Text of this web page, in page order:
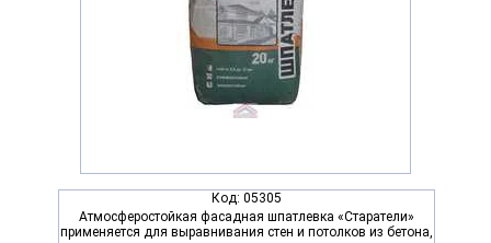
Код: 05305
Атмосферостойкая фасадная шпатлевка «Старатели»
применяется для выравнивания стен и потолков из бетона,